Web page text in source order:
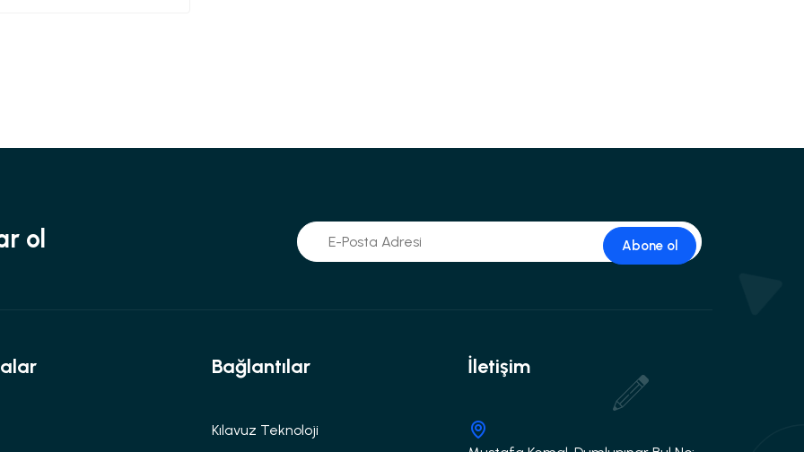
ol Abone ol
Bağlantılar
Kılavuz Teknoloji
İletişim